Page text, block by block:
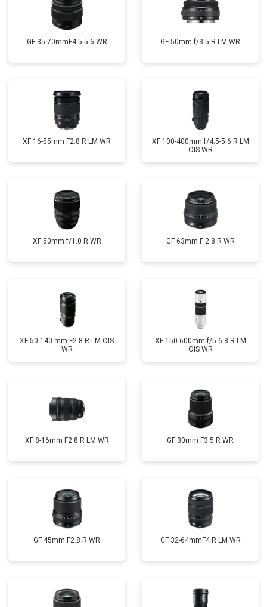
GF 35-70mmF4.5-5.6 WR GF 50mm f/3.5 R LM WR
XF 16-55mm F2.8 R LM WR
XF 100-400mm f/4.5-5.6 R LM
OIS WR
XF 50mm f/1.0 R WR GF 63mm F 2.8 R WR
XF 50-140 mm F2.8 R LM OIS
WR
XF 150-600mm f/5.6-8 R LM
OIS WR
XF 8-16mm F2.8 R LM WR GF 30mm F3.5 R WR
GF 45mm F2.8 R WR GF 32-64mmF4 R LM WR